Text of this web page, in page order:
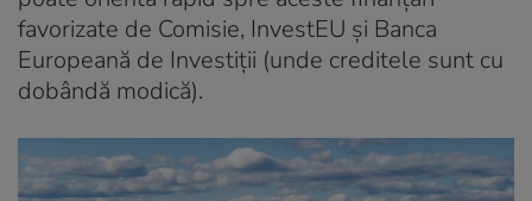
favorizate de Comisie, InvestEU și Banca
Europeană de Investiții (unde creditele sunt cu
dobândă modică).